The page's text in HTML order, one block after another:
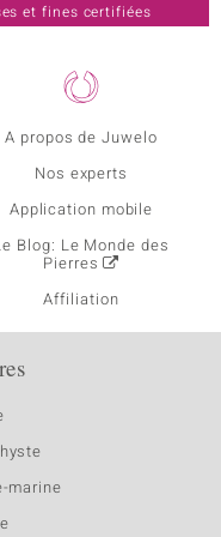
A propos de Juwelo
Nos experts
Application mobile
Blog: Le Monde des
Pierres
Affiliation
et fines certifiées
marine